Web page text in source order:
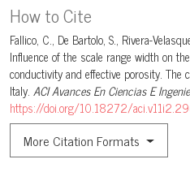
How to Cite
Fallico, C., De Bartolo, S., Rivera-
Influence of the scale range width on
conductivity and effective porosity.
Italy. ACI Avances En Ciencias E
https://doi.org/10.18272/
More Citation Formats